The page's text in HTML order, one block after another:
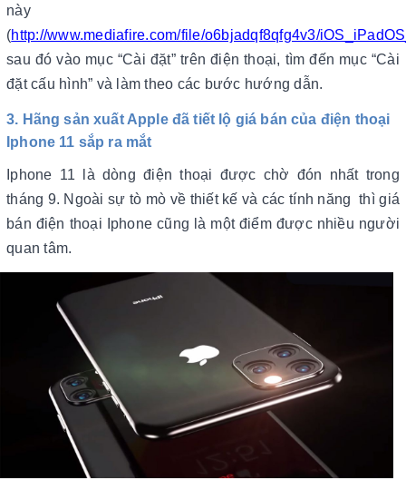
này
(http://www.mediafire.com/file/o6bjadqf8qfg4v3/
sau đó vào mục “Cài đặt” trên điện thoại, tìm đến mục “Cài
đặt cấu hình” và làm theo các bước hướng dẫn.
3. Hãng sản xuất Apple đã tiết lộ giá bán của điện thoại
Iphone 11 sắp ra mắt
Iphone 11 là dòng điện thoại được chờ đón nhất trong
tháng 9. Ngoài sự tò mò về thiết kế và các tính năng thì giá
bán điện thoại Iphone cũng là một điểm được nhiều người
quan tâm.